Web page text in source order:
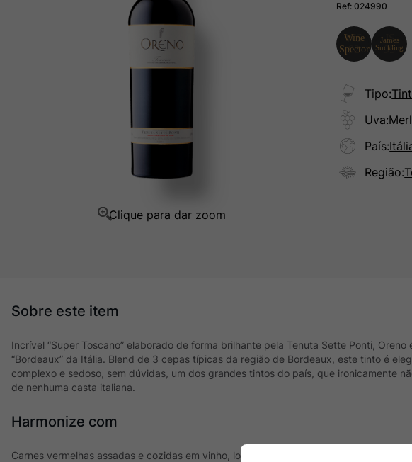
Ref:024990
Tipo:
Uva:
País:
Região:
Incrível “Super Toscano” elaborado de forma brilhante pela Tenuta Sette Ponti, Oreno
“Bordeaux” da Itália. Blend de 3 cepas típicas da região de Bordeaux, este tinto é
complexo e sedoso, sem dúvidas, um dos grandes tintos do país, que ironicamente
de nenhuma casta italiana.
Harmonize com
Carnes vermelhas assadas e cozidas em vinho, lombo suíno e queijos duros